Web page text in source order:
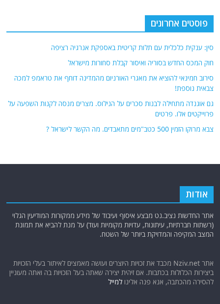
פוסטים אחרונים
סין: ענקית כלכלית עם תלות קריטית באספקת אנרגיה רציפה
חוק המכס החדש בסוריה ואיסור קבלת סחורות מישראל
סירוב חמינאי להוציא את מאגרי האורניום מהמדינה דוחף את טראמפ למכה
צבאית נוספת!
גם אוגנדה מתחילה לבנות סכרים על הנילוס. מצרים מנסה לקנות השפעה על
פרוייקטים אלו. פרטים
צבא מרוקו הזמין 500 כטב"מים מתאבדים. מה הקשר לישראל ?
אודות
אתר החדשות נציב.נט מבצע איסוף ועיבוד של מידע ממקורות המודיעין הגלוי
(רשתות חברתיות, עיתונות, עדויות מקומיות ועוד) על מנת להביא את תמונת
המצב המקיפה והמדויקת ביותר של השטח.
אתר Nziv.net מכבד את זכויות היוצרים ועושה מאמצים לאיתור בעלי הזכויות
ביצירות הכלולות בכתבות. אם זיהית יצירה שאתה בעל הזכויות בה ואתה מעוניין
להסירה מהכתבה, אנא פנה אלינולמייל